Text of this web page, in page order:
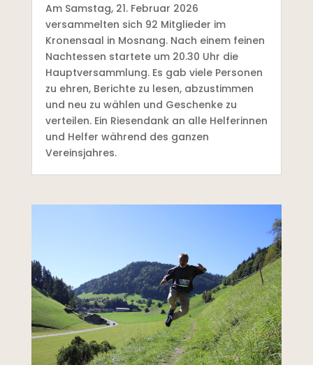
Am Samstag, 21. Februar 2026
versammelten sich 92 Mitglieder im
Kronensaal in Mosnang. Nach einem feinen
Nachtessen startete um 20.30 Uhr die
Hauptversammlung. Es gab viele Personen
zu ehren, Berichte zu lesen, abzustimmen
und neu zu wählen und Geschenke zu
verteilen. Ein Riesendank an alle Helferinnen
und Helfer während des ganzen
Vereinsjahres.